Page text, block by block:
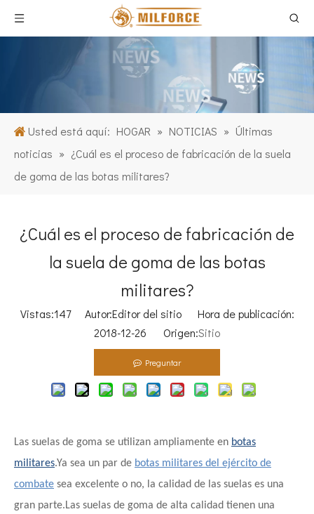
Usted está aquí: HOGAR » NOTICIAS » Últimas
noticias » ¿Cuál es el proceso de fabricación de la suela
de goma de las botas militares?
¿Cuál es el proceso de fabricación de
la suela de goma de las botas
militares?
Vistas:147Autor:Editor del sitio Hora de publicación:
2018-12-26 Origen:Sitio
Preguntar
Las suelas de goma se utilizan ampliamente en botas
militares.Ya sea un par de botas militares del ejército de
combate sea ​​excelente o no, la calidad de las suelas es una
gran parte.Las suelas de goma de alta calidad tienen una